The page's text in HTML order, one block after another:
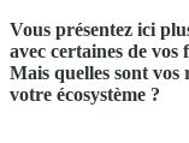
Vous présentez ici
avec certaines de
Mais quelles sont vos
votre écosystème ?